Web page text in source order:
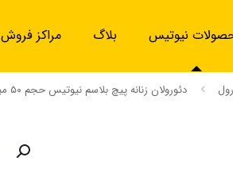
نیوتیس بلاگ مراکز فروش
دئورولان زنانه پیچ بلاسم نیوتیس حجم ۵۰ میلی لیتر